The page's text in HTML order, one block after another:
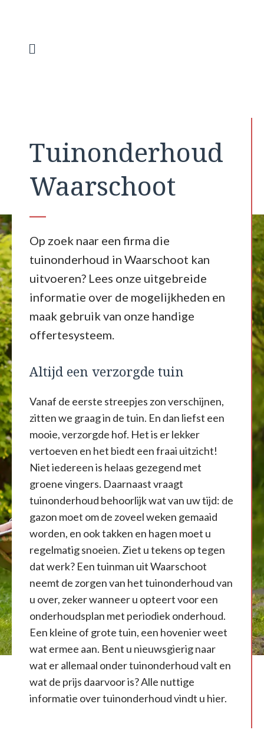
inhoud
Tuinonderhoud
Waarschoot
Op zoek naar een firma die
tuinonderhoud in Waarschoot kan
uitvoeren? Lees onze uitgebreide
informatie over de mogelijkheden en
maak gebruik van onze handige
offertesysteem.
Altijd een verzorgde tuin
Vanaf de eerste streepjes zon verschijnen,
zitten we graag in de tuin. En dan liefst een
mooie, verzorgde hof. Het is er lekker
vertoeven en het biedt een fraai uitzicht!
Niet iedereen is helaas gezegend met
groene vingers. Daarnaast vraagt
tuinonderhoud behoorlijk wat van uw tijd: de
gazon moet om de zoveel weken gemaaid
worden, en ook takken en hagen moet u
regelmatig snoeien. Ziet u tekens op tegen
dat werk? Een tuinman uit Waarschoot
neemt de zorgen van het tuinonderhoud van
u over, zeker wanneer u opteert voor een
onderhoudsplan met periodiek onderhoud.
Een kleine of grote tuin, een hovenier weet
wat ermee aan. Bent u nieuwsgierig naar
wat er allemaal onder tuinonderhoud valt en
wat de prijs daarvoor is? Alle nuttige
informatie over tuinonderhoud vindt u hier.